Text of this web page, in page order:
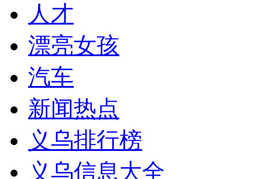
人才
漂亮女孩
汽车
新闻热点
义乌排行榜
义乌信息大全